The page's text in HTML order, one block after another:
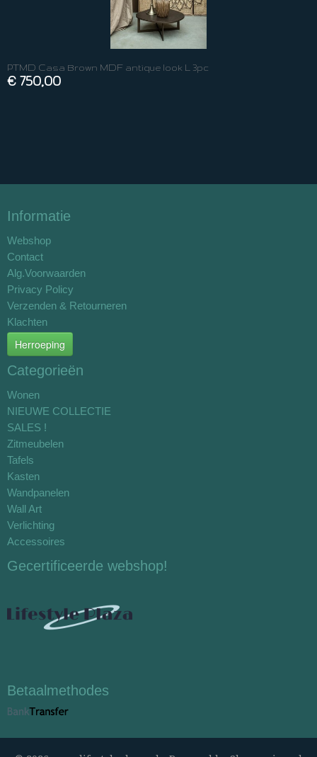
PTMD Casa Brown MDF antique look L 3pc
€ 750,00
Informatie
Webshop
Contact
Alg.Voorwaarden
Privacy Policy
Verzenden & Retourneren
Klachten
Herroeping
Categorieën
Wonen
NIEUWE COLLECTIE
SALES !
Zitmeubelen
Tafels
Kasten
Wandpanelen
Wall Art
Verlichting
Accessoires
Gecertificeerde webshop!
Betaalmethodes